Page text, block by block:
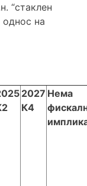
“стаклен
однос на
2027
К4
Нема